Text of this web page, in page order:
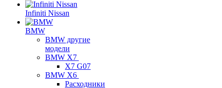
Infiniti Nissan
BMW
BMW другие
модели
BMW X7
X7 G07
BMW X6
Расходники